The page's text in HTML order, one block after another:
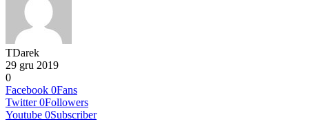
TDarek
29 gru 2019
0
Facebook 0Fans
Twitter 0Followers
Youtube 0Subscriber